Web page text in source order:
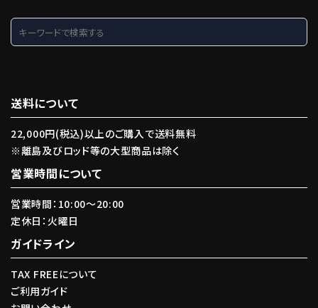
送料について
22,000円(税込)以上のご購入で送料無料
※離島及びロッド等の大型商品は除く
営業時間について
営業時間：10:00〜20:00
定休日：火曜日
ガイドライン
TAX FREEについて
ご利用ガイド